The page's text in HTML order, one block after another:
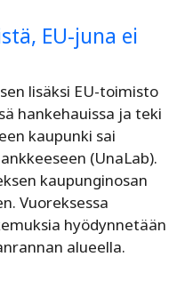
EU-juna ei
lisäksi EU-toimisto
hankehauissa ja teki
kaupunki sai
(UnaLab).
kaupunginosan
Vuoreksessa
hyödynnetään
alueella.